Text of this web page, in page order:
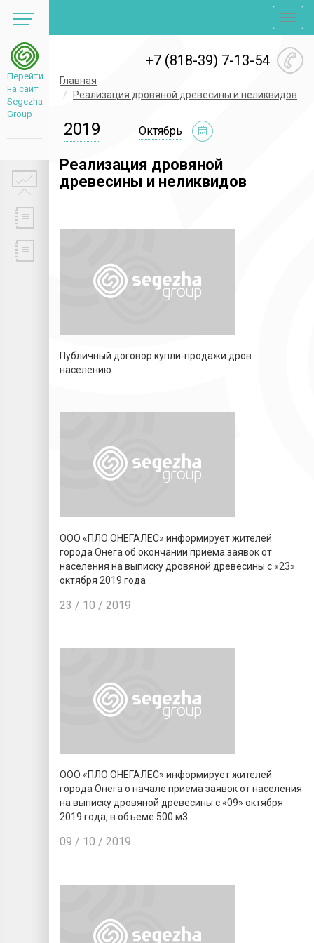
Перейти
на сайт
Segezha
Group
+7 (818-39) 7-13-54
Главная
Реализация дровяной древесины и неликвидов
2019 Октябрь
Реализация дровяной
древесины и неликвидов
Публичный договор купли-продажи дров
населению
ООО «ПЛО ОНЕГАЛЕС» информирует жителей
города Онега об окончании приема заявок от
населения на выписку дровяной древесины с «23»
октября 2019 года
23 / 10 / 2019
ООО «ПЛО ОНЕГАЛЕС» информирует жителей
города Онега о начале приема заявок от населения
на выписку дровяной древесины с «09» октября
2019 года, в объеме 500 м3
09 / 10 / 2019